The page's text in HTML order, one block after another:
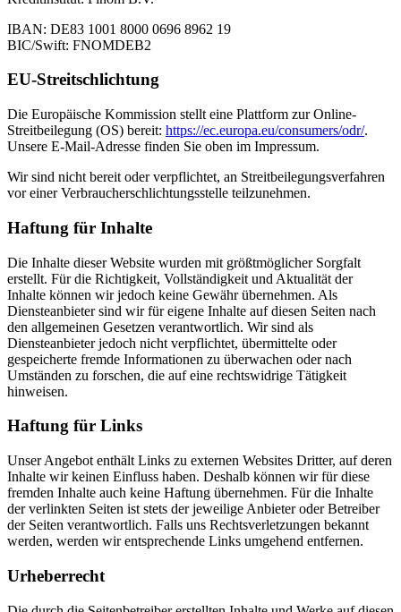
IBAN: DE83 1001 8000 0696 8962 19
BIC/Swift: FNOMDEB2
EU-Streitschlichtung
Die Europäische Kommission stellt eine Plattform zur Online-
Streitbeilegung (OS) bereit: https://ec.europa.eu/consumers/odr/.
Unsere E-Mail-Adresse finden Sie oben im Impressum.
Wir sind nicht bereit oder verpflichtet, an Streitbeilegungsverfahren
vor einer Verbraucherschlichtungsstelle teilzunehmen.
Haftung für Inhalte
Die Inhalte dieser Website wurden mit größtmöglicher Sorgfalt
erstellt. Für die Richtigkeit, Vollständigkeit und Aktualität der
Inhalte können wir jedoch keine Gewähr übernehmen. Als
Diensteanbieter sind wir für eigene Inhalte auf diesen Seiten nach
den allgemeinen Gesetzen verantwortlich. Wir sind als
Diensteanbieter jedoch nicht verpflichtet, übermittelte oder
gespeicherte fremde Informationen zu überwachen oder nach
Umständen zu forschen, die auf eine rechtswidrige Tätigkeit
hinweisen.
Haftung für Links
Unser Angebot enthält Links zu externen Websites Dritter, auf deren
Inhalte wir keinen Einfluss haben. Deshalb können wir für diese
fremden Inhalte auch keine Haftung übernehmen. Für die Inhalte
der verlinkten Seiten ist stets der jeweilige Anbieter oder Betreiber
der Seiten verantwortlich. Falls uns Rechtsverletzungen bekannt
werden, werden wir entsprechende Links umgehend entfernen.
Urheberrecht